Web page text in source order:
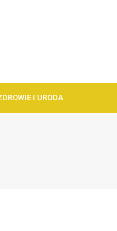
I URODA